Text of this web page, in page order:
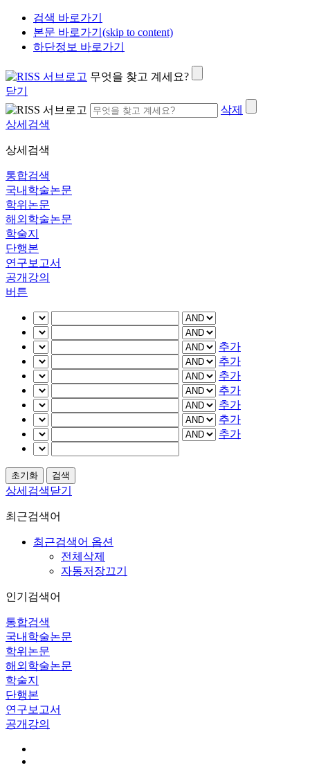
검색 바로가기
본문 바로가기(skip to content)
하단정보 바로가기
무엇을 찾고 계세요?
닫기
삭제
상세검색
상세검색
통합검색
국내학술논문
학위논문
해외학술논문
학술지
단행본
연구보고서
공개강의
버튼
추가
추가
추가
추가
추가
추가
추가
상세검색닫기
최근검색어
최근검색어 옵션
전체삭제
자동저장끄기
인기검색어
통합검색
국내학술논문
학위논문
해외학술논문
학술지
단행본
연구보고서
공개강의